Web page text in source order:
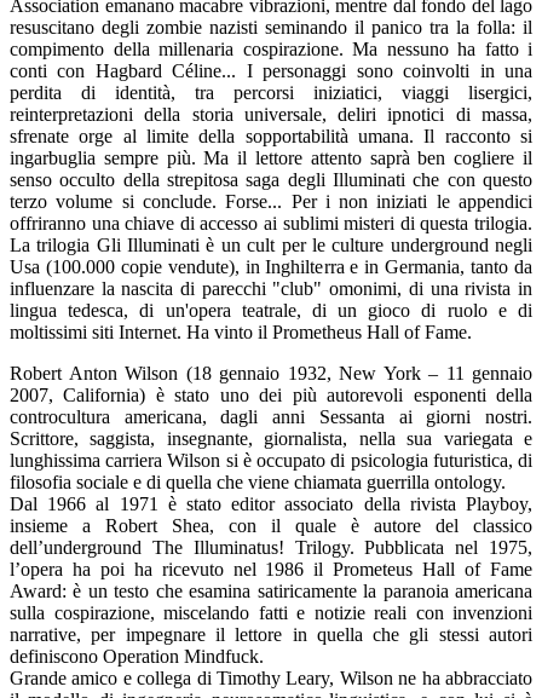
Association emanano macabre vibrazioni, mentre dal fondo del lago
resuscitano degli zombie nazisti seminando il panico tra la folla: il
compimento della millenaria cospirazione. Ma nessuno ha fatto i
conti con Hagbard Céline... I personaggi sono coinvolti in una
perdita di identità, tra percorsi iniziatici, viaggi lisergici,
reinterpretazioni della storia universale, deliri ipnotici di massa,
sfrenate orge al limite della sopportabilità umana. Il racconto si
ingarbuglia sempre più. Ma il lettore attento saprà ben cogliere il
senso occulto della strepitosa saga degli Illuminati che con questo
terzo volume si conclude. Forse... Per i non iniziati le appendici
offriranno una chiave di accesso ai sublimi misteri di questa trilogia.
La trilogia Gli Illuminati è un cult per le culture underground negli
Usa (100.000 copie vendute), in Inghilterra e in Germania, tanto da
influenzare la nascita di parecchi "club" omonimi, di una rivista in
lingua tedesca, di un'opera teatrale, di un gioco di ruolo e di
moltissimi siti Internet. Ha vinto il Prometheus Hall of Fame.
Robert Anton Wilson (18 gennaio 1932, New York – 11 gennaio
2007, California) è stato uno dei più autorevoli esponenti della
controcultura americana, dagli anni Sessanta ai giorni nostri.
Scrittore, saggista, insegnante, giornalista, nella sua variegata e
lunghissima carriera Wilson si è occupato di psicologia futuristica, di
filosofia sociale e di quella che viene chiamata guerrilla ontology.
Dal 1966 al 1971 è stato editor associato della rivista Playboy,
insieme a Robert Shea, con il quale è autore del classico
dell’underground The Illuminatus! Trilogy. Pubblicata nel 1975,
l’opera ha poi ha ricevuto nel 1986 il Prometeus Hall of Fame
Award: è un testo che esamina satiricamente la paranoia americana
sulla cospirazione, miscelando fatti e notizie reali con invenzioni
narrative, per impegnare il lettore in quella che gli stessi autori
definiscono Operation Mindfuck.
Grande amico e collega di Timothy Leary, Wilson ne ha abbracciato